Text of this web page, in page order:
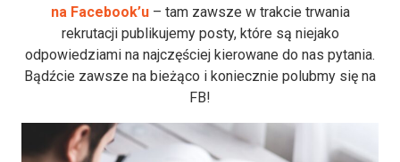
na Facebook’u – tam zawsze w trakcie trwania
rekrutacji publikujemy posty, które są niejako
odpowiedziami na najczęściej kierowane do nas pytania.
Bądźcie zawsze na bieżąco i koniecznie polubmy się na
FB!